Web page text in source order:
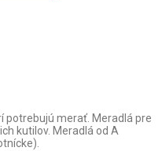
potrebujú merať. Meradlá pre
kutilov. Meradlá od A